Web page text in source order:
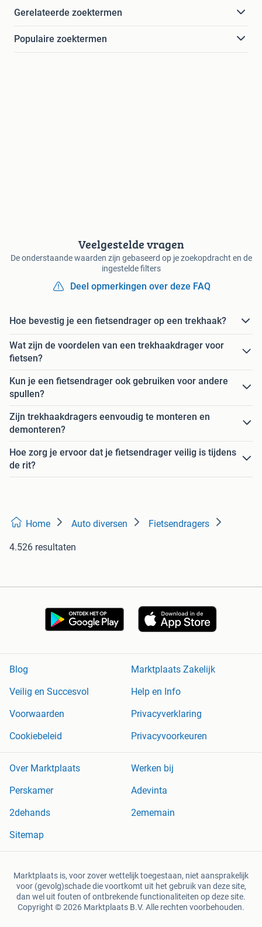
Gerelateerde zoektermen
Populaire zoektermen
Veelgestelde vragen
De onderstaande waarden zijn gebaseerd op je zoekopdracht en de
ingestelde filters
Deel opmerkingen over deze FAQ
Hoe bevestig je een fietsendrager op een trekhaak?
Wat zijn de voordelen van een trekhaakdrager voor
fietsen?
Kun je een fietsendrager ook gebruiken voor andere
spullen?
Zijn trekhaakdragers eenvoudig te monteren en
demonteren?
Hoe zorg je ervoor dat je fietsendrager veilig is tijdens
de rit?
Home Auto diversen Fietsendragers
4.526 resultaten
Blog
Marktplaats Zakelijk
Veilig en Succesvol
Help en Info
Voorwaarden
Privacyverklaring
Cookiebeleid
Privacyvoorkeuren
Over Marktplaats
Werken bij
Perskamer
Adevinta
2dehands
2ememain
Sitemap
Marktplaats is, voor zover wettelijk toegestaan, niet aansprakelijk
voor (gevolg)schade die voortkomt uit het gebruik van deze site,
dan wel uit fouten of ontbrekende functionaliteiten op deze site.
Copyright © 2026 Marktplaats B.V. Alle rechten voorbehouden.